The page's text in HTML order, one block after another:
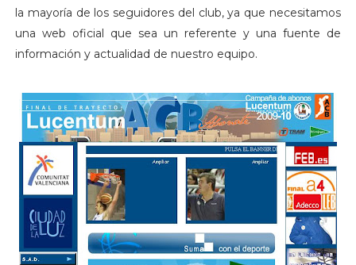
la mayoría de los seguidores del club, ya que necesitamos
una web oficial que sea un referente y una fuente de
información y actualidad de nuestro equipo.